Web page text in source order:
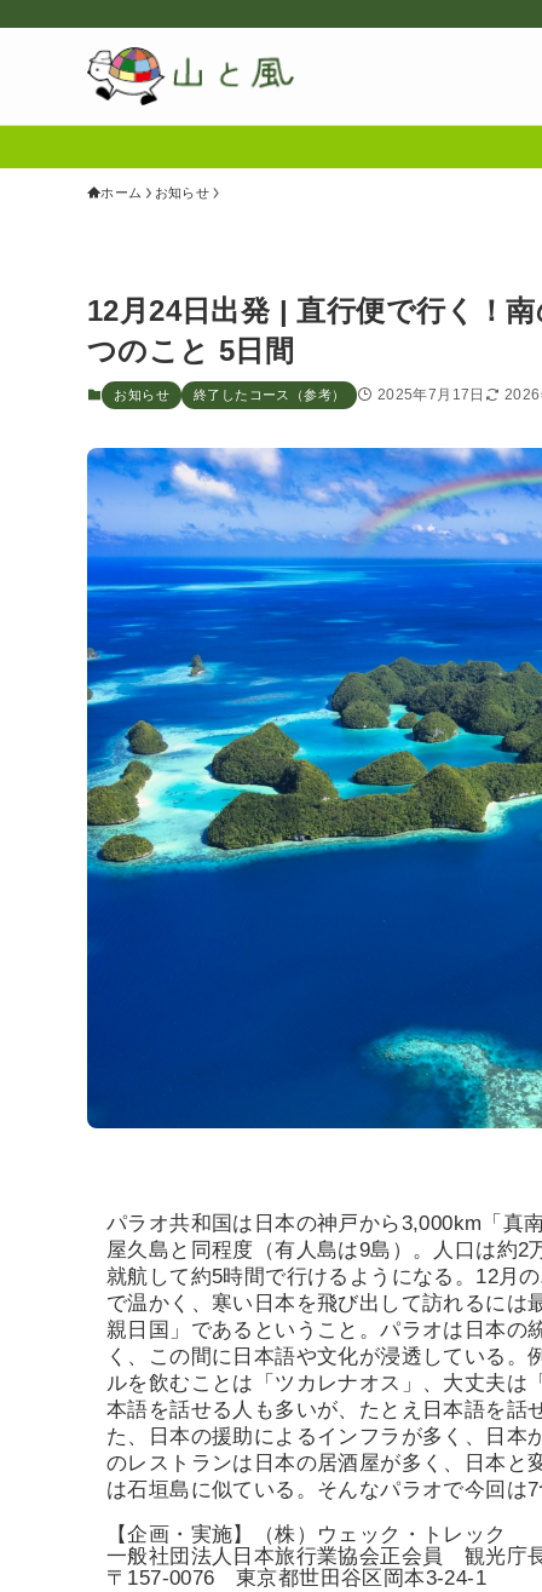
ホーム お知らせ
12月24日出発 | 直行便で行く！
つのこと 5日間
お知らせ 終了したコース（参考） 2025年7月17日
パラオ共和国は日本の神戸から3,000km「真
屋久島と同程度（有人島は9島）。人口は約
就航して約5時間で行けるようになる。12月
で温かく、寒い日本を飛び出して訪れるに
親日国」であるということ。パラオは日本の
く、この間に日本語や文化が浸透している
ルを飲むことは「ツカレナオス」、大丈夫
本語を話せる人も多いが、たとえ日本語を話
た、日本の援助によるインフラが多く、日
のレストランは日本の居酒屋が多く、日本と
は石垣島に似ている。そんなパラオで今回は
【企画・実施】（株）ウェック・トレック
一般社団法人日本旅行業協会正会員 観光庁
〒157-0076 東京都世田谷区岡本3-24-1